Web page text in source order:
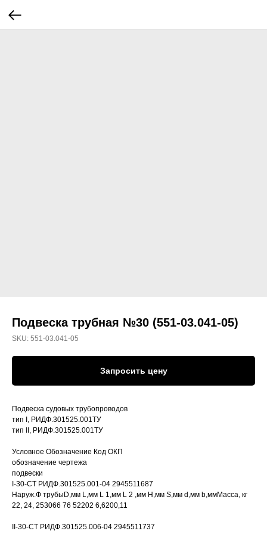
Подвеска трубная №30 (551-03.041-05)
SKU: 551-03.041-05
Запросить цену
Подвеска судовых трубопроводов
тип I, РИДФ.301525.001ТУ
тип II, РИДФ.301525.001ТУ
Условное Обозначение Код ОКП
обозначение чертежа
подвески
I-30-СТ РИДФ.301525.001-04 2945511687
Наруж.Ф трубыD,мм L,мм L 1,мм L 2 ,мм H,мм S,мм d,мм b,ммМасса, кг
22, 24, 253066 76 52202 6,6200,11
II-30-СТ РИДФ.301525.006-04 2945511737